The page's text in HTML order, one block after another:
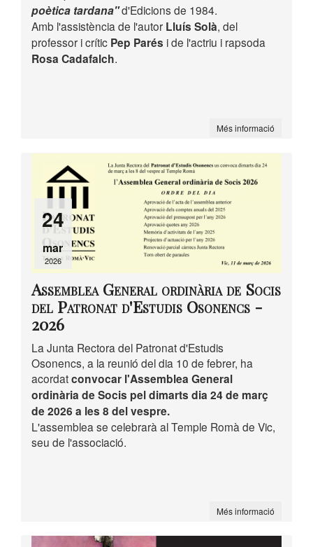
poètica tardana"d'Edicions de 1984.
Amb l'assistència de l'autor Lluís Solà, del
professor i crític Pep Parés i de l'actriu i rapsoda
Rosa Cadafalch.
Més informació
24
mar
2026
Assemblea General ordinària de Socis
del Patronat d'Estudis Osonencs -
2026
La Junta Rectora del Patronat d'Estudis
Osonencs, a la reunió del dia 10 de febrer, ha
acordatconvocar l'Assemblea General
ordinària de Socis pel dimarts dia 24 de març
de 2026 a les 8 del vespre.
L'assemblea se celebrarà al Temple Romà de Vic,
seu de l'associació.
Més informació